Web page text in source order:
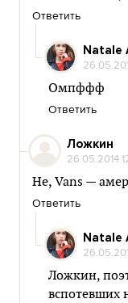
Ответить
Natale
Омпффф
Ответить
Ложкин
26.05.2014
Не, Vans —
Ответить
Natale
Ложкин,
вспотевших